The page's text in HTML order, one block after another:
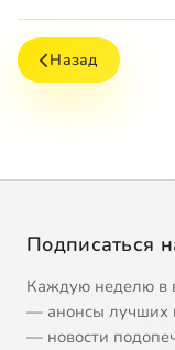
Назад
Подписаться
Каждую неделю в
— анонсы лучших
— новости